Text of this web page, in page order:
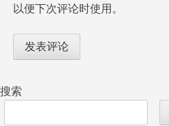
以便下次评论时使用。
搜索